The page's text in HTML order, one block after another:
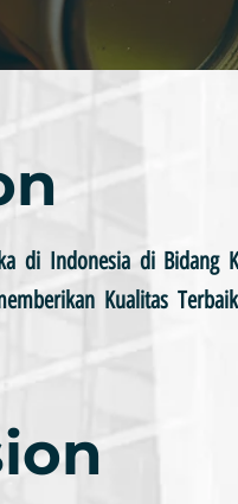
di Indonesia di Bidang
Kualitas